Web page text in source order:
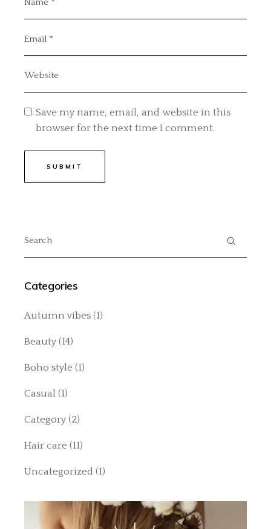
Save my name, email, and website in this
browser for the next time I comment.
SUBMIT
Categories
Autumn vibes (1)
Beauty (14)
Boho style (1)
Casual (1)
Category (2)
Hair care (11)
Uncategorized (1)